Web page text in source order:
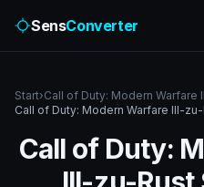
SensConverter
Start›Call of Duty: Modern Warfare
Call of Duty: Modern Warfare III-
Call of Duty: